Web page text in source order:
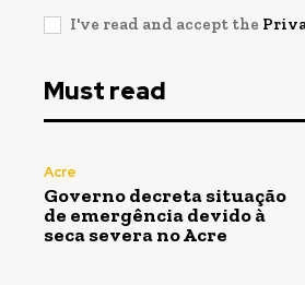
I've read and accept the
Must read
Acre
Governo decreta situação
de emergência devido à
seca severa no Acre